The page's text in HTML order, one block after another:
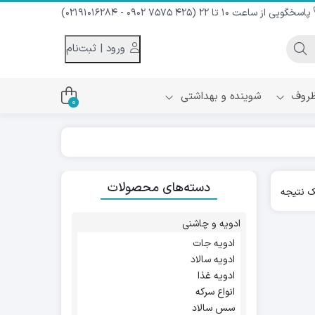
پاسخگویی از ساعت 10 تا 22 (425 7575 0902 - 02191016284)
سرد
شوینده و بهداشتی 0
نتیجه دسته‌های محصولات
ادویه و چاشنی
ادویه جات
ادویه سالاد
ادویه غذا
انواع سرکه
سس سالاد